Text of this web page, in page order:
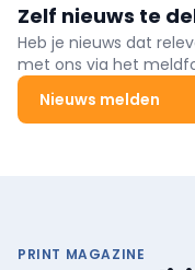
Zelf nieuws te
Heb je nieuws dat
met ons via het
Nieuws melden
PRINT MAGAZINE